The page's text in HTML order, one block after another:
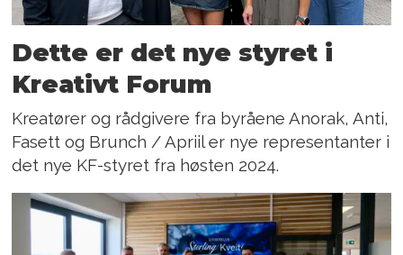
Dette er det nye styret i
Kreativt Forum
Kreatører og rådgivere fra byråene Anorak, Anti,
Fasett og Brunch / Apriil er nye representanter i
det nye KF-styret fra høsten 2024.